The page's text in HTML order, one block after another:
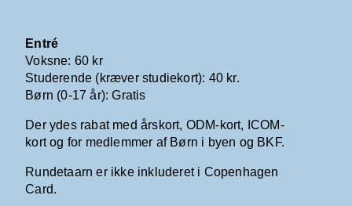
Entré
Voksne: 60 kr
Studerende (kræver studiekort): 40 kr.
Børn (0-17 år): Gratis
Der ydes rabat med årskort, ODM-kort, ICOM-
kort og for medlemmer af Børn i byen og BKF.
Rundetaarn er ikke inkluderet i Copenhagen
Card.